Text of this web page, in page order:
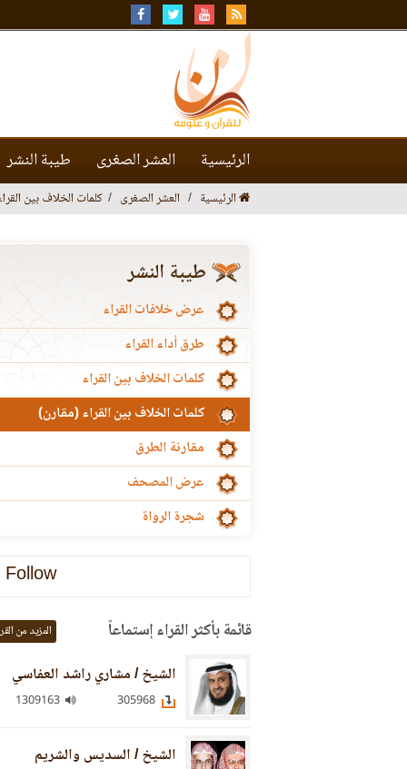
الرئيسية العشر الصغرى طيبة النشر
الرئيسية العشر الصغرى كلمات الخلاف بين
طيبة النشر
عرض خلافات القراء
طرق أداء القراء
كلمات الخلاف بين القراء
كلمات الخلاف بين القراء (مقارن)
مقارنة الطرق
عرض المصحف
شجرة الرواة
Follow
قائمة بأكثر القراء إستماعاً المزيد من
الشيخ / مشاري راشد العفاسي
الشيخ / السديس والشريم